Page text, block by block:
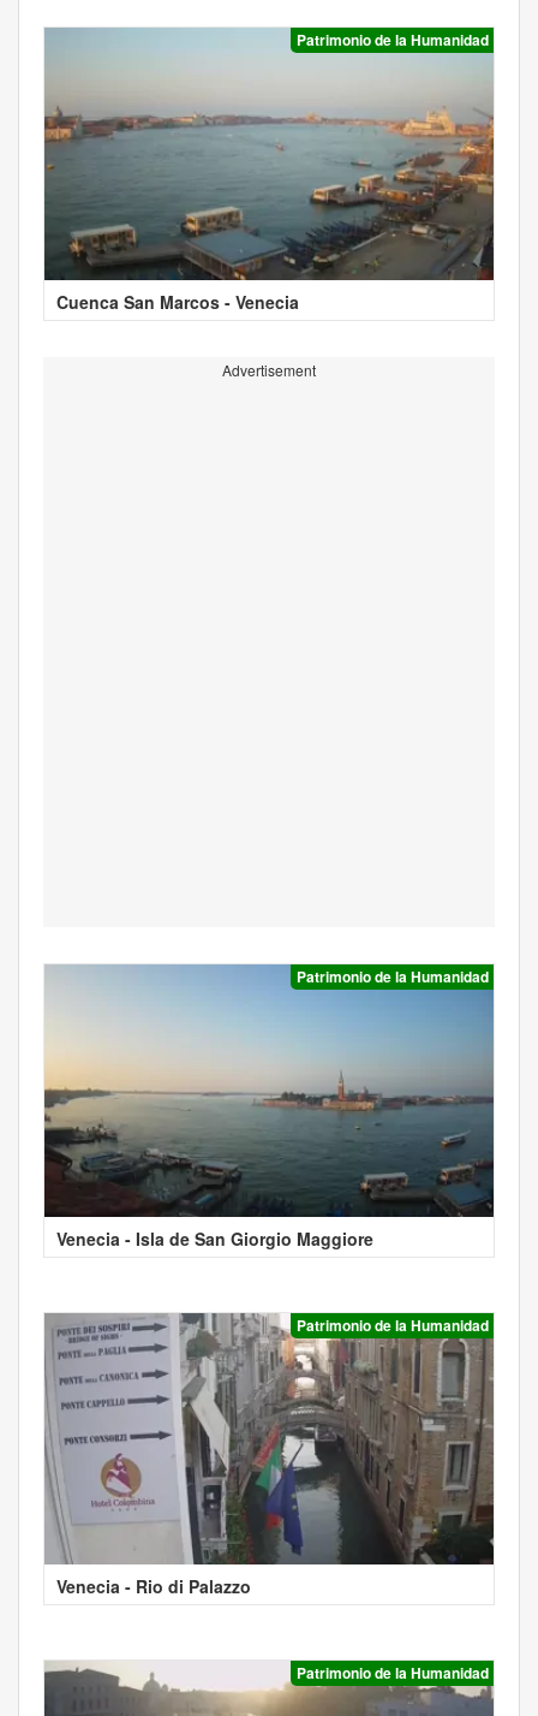
Patrimonio de la Humanidad
Cuenca San Marcos - Venecia
Advertisement
Patrimonio de la Humanidad
Venecia - Isla de San Giorgio Maggiore
Patrimonio de la Humanidad
Venecia - Rio di Palazzo
Patrimonio de la Humanidad